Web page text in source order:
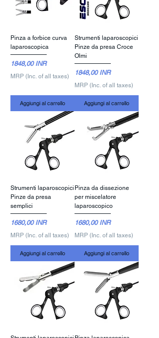
Pinza a forbice curva
laparoscopica
Prezzo
1848,00 INR
MRP (Inc. of all taxes)
Aggiungi al carrello
Strumenti laparoscopici
Pinze da presa Croce
Olmi
Prezzo
1848,00 INR
MRP (Inc. of all taxes)
Aggiungi al carrello
Strumenti laparoscopici
Pinze da presa
semplici
Prezzo
1680,00 INR
MRP (Inc. of all taxes)
Aggiungi al carrello
Pinza da dissezione
per miscelatore
laparoscopico
Prezzo
1680,00 INR
MRP (Inc. of all taxes)
Aggiungi al carrello